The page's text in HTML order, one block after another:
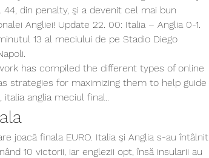
din penalty, şi a devenit cel mai bun
Angliei! Update 22. 00: Italia – Anglia 0-1.
13 al meciului de pe Stadio Diego
has compiled the different types of online
strategies for maximizing them to help guide
anglia meciul final..
joacă finala EURO. Italia şi Anglia s-au întâlnit
10 victorii, iar englezii opt, însă insularii au